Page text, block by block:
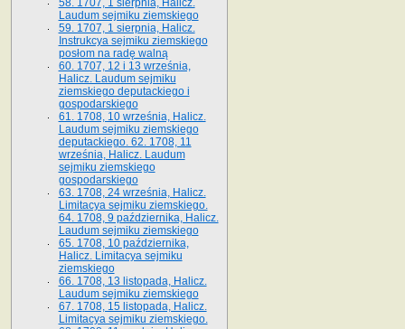
58. 1707, 1 sierpnia, Halicz.
Laudum sejmiku ziemskiego
59. 1707, 1 sierpnia, Halicz.
Instrukcya sejmiku ziemskiego
posłom na radę walną
60. 1707, 12 i 13 września,
Halicz. Laudum sejmiku
ziemskiego deputackiego i
gospodarskiego
61. 1708, 10 września, Halicz.
Laudum sejmiku ziemskiego
deputackiego. 62. 1708, 11
września, Halicz. Laudum
sejmiku ziemskiego
gospodarskiego
63. 1708, 24 września, Halicz.
Limitacya sejmiku ziemskiego.
64. 1708, 9 października, Halicz.
Laudum sejmiku ziemskiego
65­. 1708, 10 października,
Halicz. Limitacya sejmiku
ziemskiego
66. 1708, 13 listopada, Halicz.
Laudum sejmiku ziemskiego
67. 1708, 15 listopada, Halicz.
Limitacya sejmiku ziemskiego.